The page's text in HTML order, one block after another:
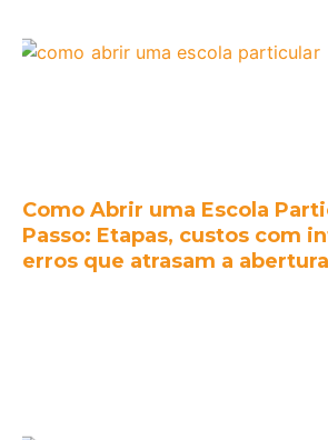
Como Abrir uma Escola
Passo: Etapas, custos com
erros que atrasam a abertura